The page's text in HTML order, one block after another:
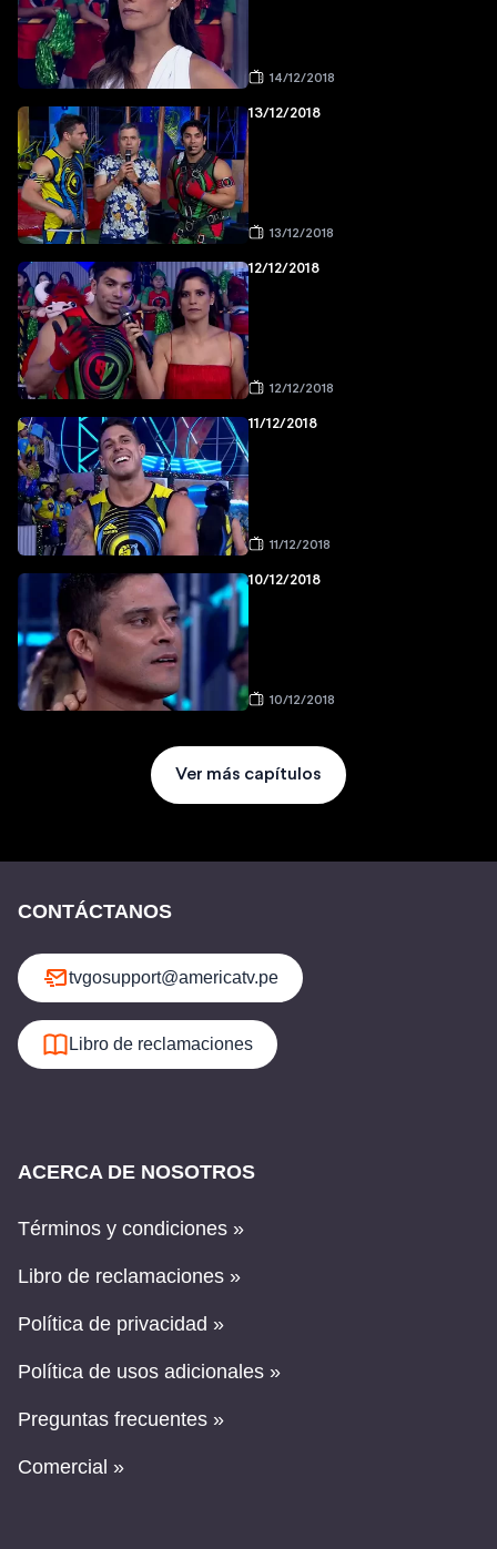
14/12/2018
13/12/2018
13/12/2018
12/12/2018
12/12/2018
11/12/2018
11/12/2018
10/12/2018
10/12/2018
Ver más capítulos
CONTÁCTANOS
tvgosupport@americatv.pe
Libro de reclamaciones
ACERCA DE NOSOTROS
Términos y condiciones »
Libro de reclamaciones »
Política de privacidad »
Política de usos adicionales »
Preguntas frecuentes »
Comercial »